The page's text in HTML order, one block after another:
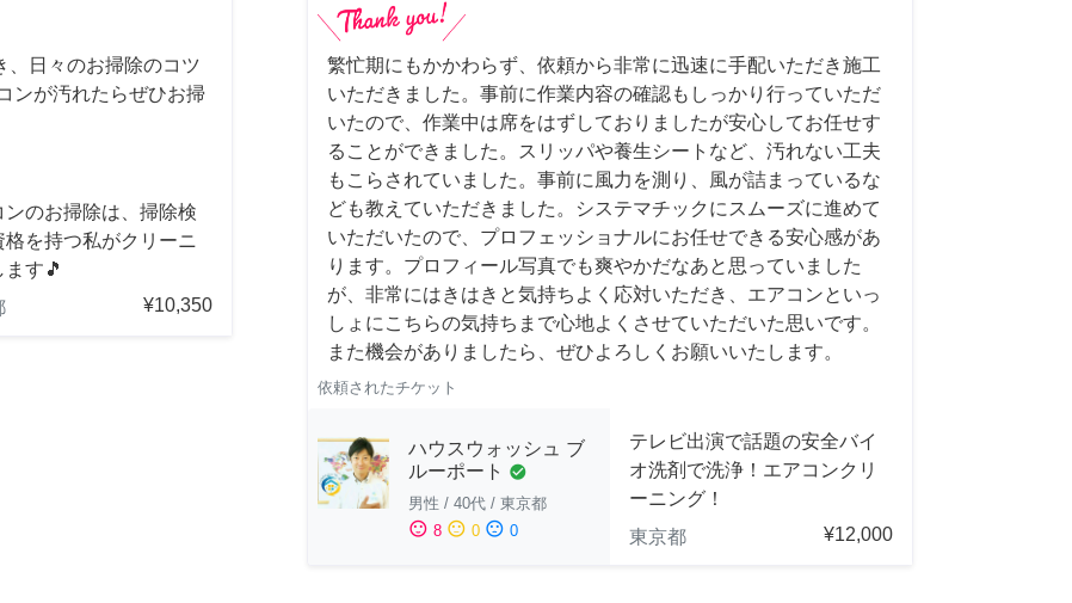
、日々のお掃除のコツ
ンが汚れたらぜひお掃
ンのお掃除は、掃除検
格を持つ私がクリーニ
ます🎵
¥10,350
繁忙期にもかかわらず、依頼から非常に迅速に手配いただき施工
いただきました。事前に作業内容の確認もしっかり行っていただ
いたので、作業中は席をはずしておりましたが安心してお任せす
ることができました。スリッパや養生シートなど、汚れない工夫
もこらされていました。事前に風力を測り、風が詰まっているな
ども教えていただきました。システマチックにスムーズに進めて
いただいたので、プロフェッショナルにお任せできる安心感があ
ります。プロフィール写真でも爽やかだなあと思っていました
が、非常にはきはきと気持ちよく応対いただき、エアコンといっ
しょにこちらの気持ちまで心地よくさせていただいた思いです。
また機会がありましたら、ぜひよろしくお願いいたします。
依頼されたチケット
ハウスウォッシュ ブ
ルーポート check_circle
男性 / 40代 / 東京都
sentiment_satisfied 8 sentiment_neutral 0 sentiment_dissatisfied 0
テレビ出演で話題の安全バイ
オ洗剤で洗浄！エアコンクリ
ーニング！
東京都
¥12,000